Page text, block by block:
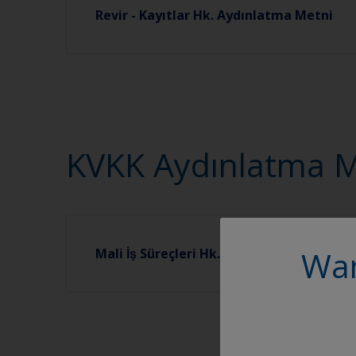
Revir - Kayıtlar Hk. Aydınlatma Metni
KVKK Aydınlatma
Mali İş Süreçleri Hk. Aydınlatma Metni